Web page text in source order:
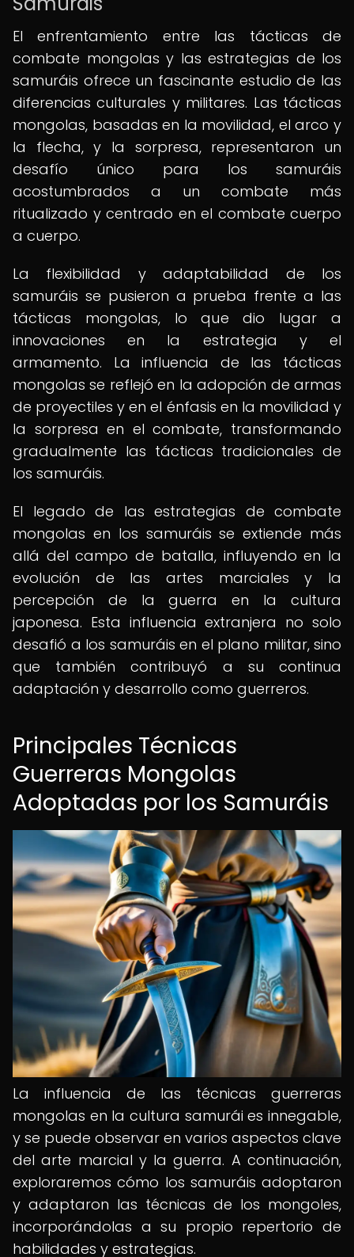
El enfrentamiento entre las tácticas de
combate mongolas y las estrategias de los
samuráis ofrece un fascinante estudio de las
diferencias culturales y militares. Las tácticas
mongolas, basadas en la movilidad, el arco y
la flecha, y la sorpresa, representaron un
desafío único para los samuráis
acostumbrados a un combate más
ritualizado y centrado en el combate cuerpo
a cuerpo.
La flexibilidad y adaptabilidad de los
samuráis se pusieron a prueba frente a las
tácticas mongolas, lo que dio lugar a
innovaciones en la estrategia y el
armamento. La influencia de las tácticas
mongolas se reflejó en la adopción de armas
de proyectiles y en el énfasis en la movilidad y
la sorpresa en el combate, transformando
gradualmente las tácticas tradicionales de
los samuráis.
El legado de las estrategias de combate
mongolas en los samuráis se extiende más
allá del campo de batalla, influyendo en la
evolución de las artes marciales y la
percepción de la guerra en la cultura
japonesa. Esta influencia extranjera no solo
desafió a los samuráis en el plano militar, sino
que también contribuyó a su continua
adaptación y desarrollo como guerreros.
Principales Técnicas
Guerreras Mongolas
Adoptadas por los Samuráis
La influencia de las técnicas guerreras
mongolas en la cultura samurái es innegable,
y se puede observar en varios aspectos clave
del arte marcial y la guerra. A continuación,
exploraremos cómo los samuráis adoptaron
y adaptaron las técnicas de los mongoles,
incorporándolas a su propio repertorio de
habilidades y estrategias.